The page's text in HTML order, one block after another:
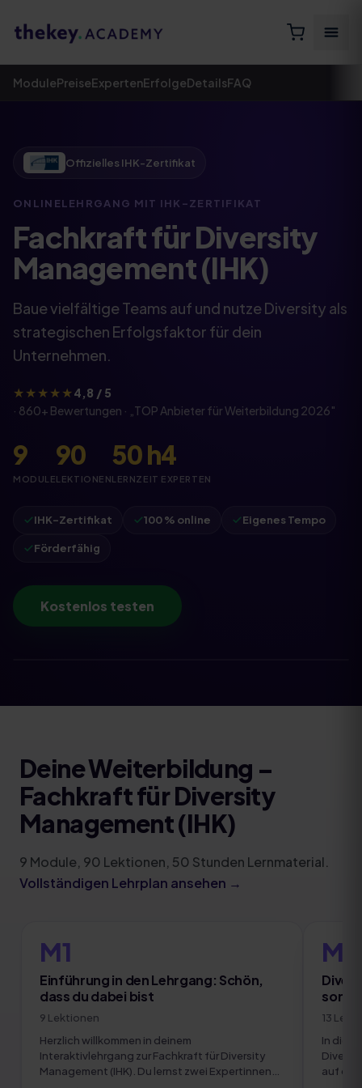
ModulePreiseExpertenErfolgeDetailsFAQ
Offizielles IHK-Zertifikat
ONLINELEHRGANG MIT IHK-ZERTIFIKAT​
Fachkraft für Diversity
Management (IHK)
Baue vielfältige Teams auf und nutze Diversity als
strategischen Erfolgsfaktor für dein
Unternehmen.
★★★★★4,8 / 5
· 860+ Bewertungen · „ TOP Anbieter für Weiterbildung 2026"
9
MODULE
90
LEKTIONEN
50h
LERNZEIT
4
EXPERTEN
IHK-Zertifikat 100 % online Eigenes Tempo
Förderfähig
Kostenlos testen
Deine Weiterbildung –
Fachkraft für Diversity
Management (IHK)
9 Module 90 Lektionen, 50 Stunden Lernmaterial.
Vollständigen Lehrplan ansehen →
M1
Einführung in den Lehrgang: Schön,
dass du dabei bist
9 Lektionen
Herzlich willkommen in deinem
Interaktivlehrgang zur Fachkraft für Diversity
Management (IHK). Du lernst zwei Expertinnen
M2
13
In
auf